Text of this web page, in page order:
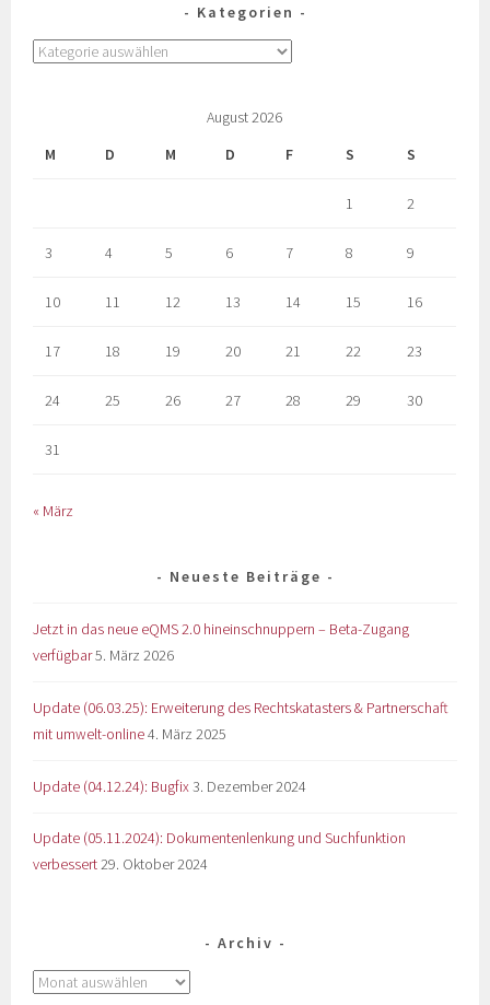
Kategorien
August 2026
M
D M D F S S
1 2
3 4 5 6 7 8 9
10 11 12 13 14 15 16
17 18 19 20 21 22 23
24 25 26 27 28 29 30
31
« März
Neueste Beiträge
Jetzt in das neue eQMS 2.0 hineinschnuppern – Beta-Zugang
verfügbar5. März 2026
Update (06.03.25): Erweiterung des Rechtskatasters & Partnerschaft
mit umwelt-online4. März 2025
Update (04.12.24): Bugfix 3. Dezember 2024
Update (05.11.2024): Dokumentenlenkung und Suchfunktion
verbessert29. Oktober 2024
Archiv